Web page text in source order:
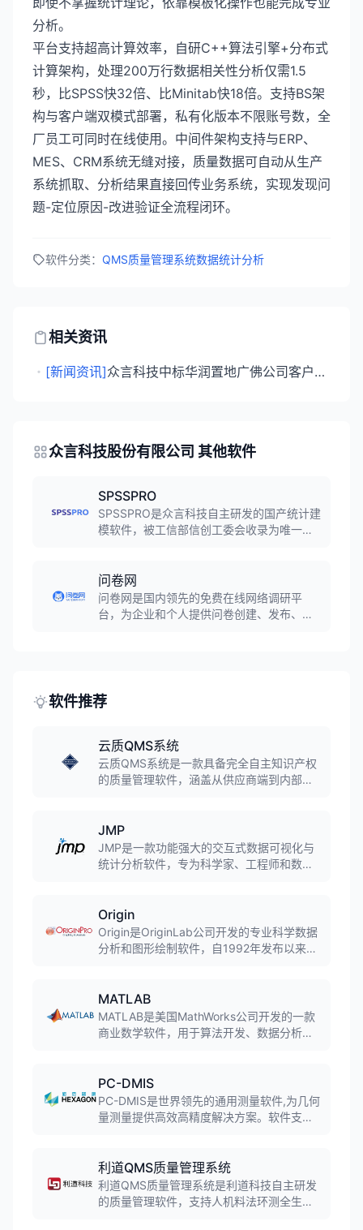
分析。
平台支持超高计算效率，自研C++算法引擎+分布式
计算架构，处理200万行数据相关性分析仅需1.5
秒，比SPSS快32倍、比Minitab快18倍。支持BS架
构与客户端双模式部署，私有化版本不限账号数，全
厂员工可同时在线使用。中间件架构支持与ERP、
MES、CRM系统无缝对接，质量数据可自动从生产
系统抓取、分析结果直接回传业务系统，实现发现问
题-定位原因-改进验证全流程闭环。
软件分类： QMS质量管理系统数据统计分析
相关资讯
・ [新闻资讯] 众言科技中标华润置地广佛公司客户调研服务与中国社科院政治学调查研究项目
众言科技股份有限公司 其他软件
SPSSPRO
SPSSPRO是众言科技自主研发的国产统计建
模软件，被工信部信创工委会收录为唯一统
域，支持拖拽式零代码操作，一键生成符合
学术规范的智能分析报告。
问卷网
问卷网是国内领先的免费在线网络调研平
台，为企业和个人提供问卷创建、发布、管
软件推荐
云质QMS系统
云质QMS系统是一款具备完全自主知识产权
的质量管理软件，涵盖从供应商端到内部生
可独立使用也可联动，支持与ERP、MES、
OA、PLM等系统集成，配有移动端APP，实
现质量管理全流程在线操作。
JMP
JMP是一款功能强大的交互式数据可视化与
统计分析软件，专为科学家、工程师和数据
工具套件，广泛应用于探索性数据分析、六
西格玛质量管理、试验设计等领域。
Origin
Origin是OriginLab公司开发的专业科学数据
分析和图形绘制软件，自1992年发布以来已
据导入、统计分析、曲线拟合、信号处理等
功能，广泛应用于物理学、化学、生物学、
工程等领域。
MATLAB
MATLAB是美国MathWorks公司开发的一款
商业数学软件，用于算法开发、数据分析、
等领域，是工程师和科学家的核心计算工
具。
PC-DMIS
PC-DMIS是世界领先的通用测量软件,为几何
量测量提供高效高精度解决方案。软件支持
各类坐标测量机,广泛应用于工业精密检测领
域。
利道QMS质量管理系统
利道QMS质量管理系统是利道科技自主研发
的质量管理软件，支持人机料法环测全生产